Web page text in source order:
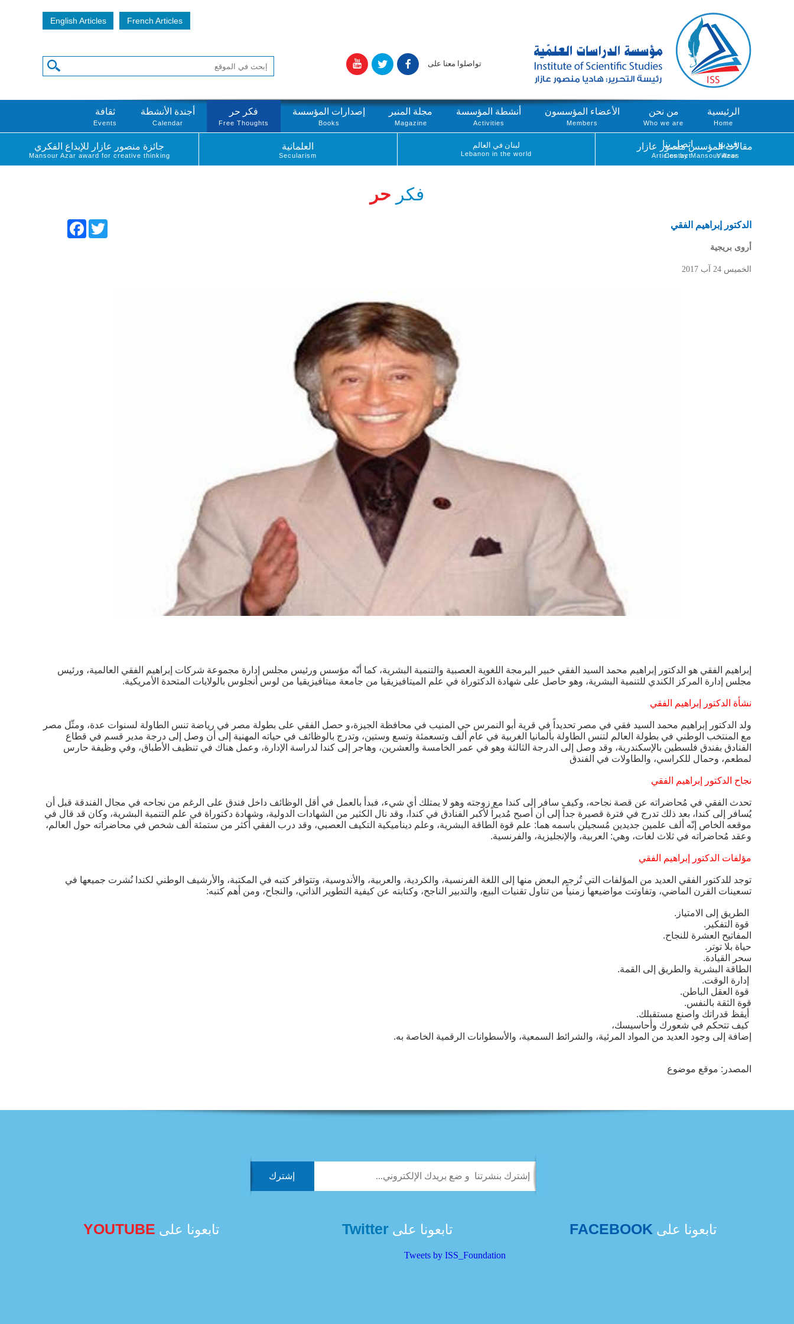
English Articles French Articles
تواصلوا معنا على
الرئيسية
Home
من نحن
Who we are
الأعضاء المؤسسون
Members
أنشطة المؤسسة
Activities
مجلة المنبر
Magazine
إصدارات المؤسسة
Books
فكر حر
Free Thoughts
أجندة الأنشطة
Calendar
ثقافة
Events
فيديو
Videos
اتصل بنا
Contact
مقالات المؤسس منصور عازار
Articles by Mansour Azar
لبنان في العالم
Lebanon in the world
العلمانية
Secularism
جائزة منصور عازار للإبداع الفكري
Mansour Azar award for creative thinking
فكر حر
FacebookTwitter الدكتور إبراهيم الفقي
أروى بريجية
الخميس 24 آب 2017
إبراهيم الفقي هو الدكتور إبراهيم محمد السيد الفقي خبير البرمجة اللغوية العصبية والتنمية البشرية، كما أنّه مؤسس ورئيس مجلس إدارة مجموعة شركات إبراهيم الفقي العالمية، ورئيس
مجلس إدارة المركز الكندي للتنمية البشرية، وهو حاصل على شهادة الدكتوراة في علم الميتافيزيقيا من جامعة ميتافيزيقيا من لوس أنجلوس بالولايات المتحدة الأمريكية.
نشأة الدكتور إبراهيم الفقي
ولد الدكتور إبراهيم محمد السيد فقي في مصر تحديداً في قرية أبو النمرس حي المنيب في محافظة الجيزة،و حصل الفقي على بطولة مصر في رياضة تنس الطاولة لسنوات عدة، ومثّل مصر
مع المنتخب الوطني في بطولة العالم لتنس الطاولة بألمانيا الغربية في عام ألف وتسعمئة وتسع وستين، وتدرج بالوظائف في حياته المهنية إلى أن وصل إلى درجة مدير قسم في قطاع
الفنادق بفندق فلسطين بالإسكندرية، وقد وصل إلى الدرجة الثالثة وهو في عمر الخامسة والعشرين، وهاجر إلى كندا لدراسة الإدارة، وعمل هناك في تنظيف الأطباق، وفي وظيفة حارس
لمطعم، وحمال للكراسي، والطاولات في الفندق
نجاح الدكتور إبراهيم الفقي
تحدث الفقي في مُحاضراته عن قصة نجاحه، وكيف سافر إلى كندا مع زوجته وهو لا يمتلك أي شيء، فبدأ بالعمل في أقل الوظائف داخل فندق على الرغم من نجاحه في مجال الفندقة قبل أن
يُسافر إلى كندا، بعد ذلك تدرج في فترة قصيرة جداً إلى أن أصبح مُديراً لأكبر الفنادق في كندا، وقد نال الكثير من الشهادات الدولية، وشهادة دكتوراة في علم التنمية البشرية، وكان قد قال في
موقعه الخاص إنّه ألف علمين جديدين مُسجيلن باسمه هما: علم قوة الطاقة البشرية، وعلم ديناميكية التكيف العصبي، وقد درب الفقي أكثر من ستمئة ألف شخص في محاضراته حول العالم،
وعقد مُحاضراته في ثلاث لغات، وهي: العربية، والإنجليزية، والفرنسية.
مؤلفات الدكتور إبراهيم الفقي
توجد للدكتور الفقي العديد من المؤلفات التي تُرجم البعض منها إلى اللغة الفرنسية، والكردية، والعربية، والأندوسية، وتتوافر كتبه في المكتبة، والأرشيف الوطني لكندا نُشرت جميعها في
تسعينات القرن الماضي، وتفاوتت مواضيعها زمنياً من تناول تقنيات البيع، والتدبير الناجح، وكتابته عن كيفية التطوير الذاتي، والنجاح، ومن أهم كتبه:
الطريق إلى الامتياز.
قوة التفكير.
المفاتيح العشرة للنجاح.
حياة بلا توتر.
سحر القيادة.
الطاقة البشرية والطريق إلى القمة.
إدارة الوقت.
قوة العقل الباطن.
قوة الثقة بالنفس.
أيقظ قدراتك واصنع مستقبلك.
كيف تتحكم في شعورك وأحاسيسك،
إضافة إلى وجود العديد من المواد المرئية، والشرائط السمعية، والأسطوانات الرقمية الخاصة به.
المصدر: موقع موضوع
تابعونا على FACEBOOK تابعونا علىTwitter
Tweets by ISS_Foundation
تابعونا على YOUTUBE